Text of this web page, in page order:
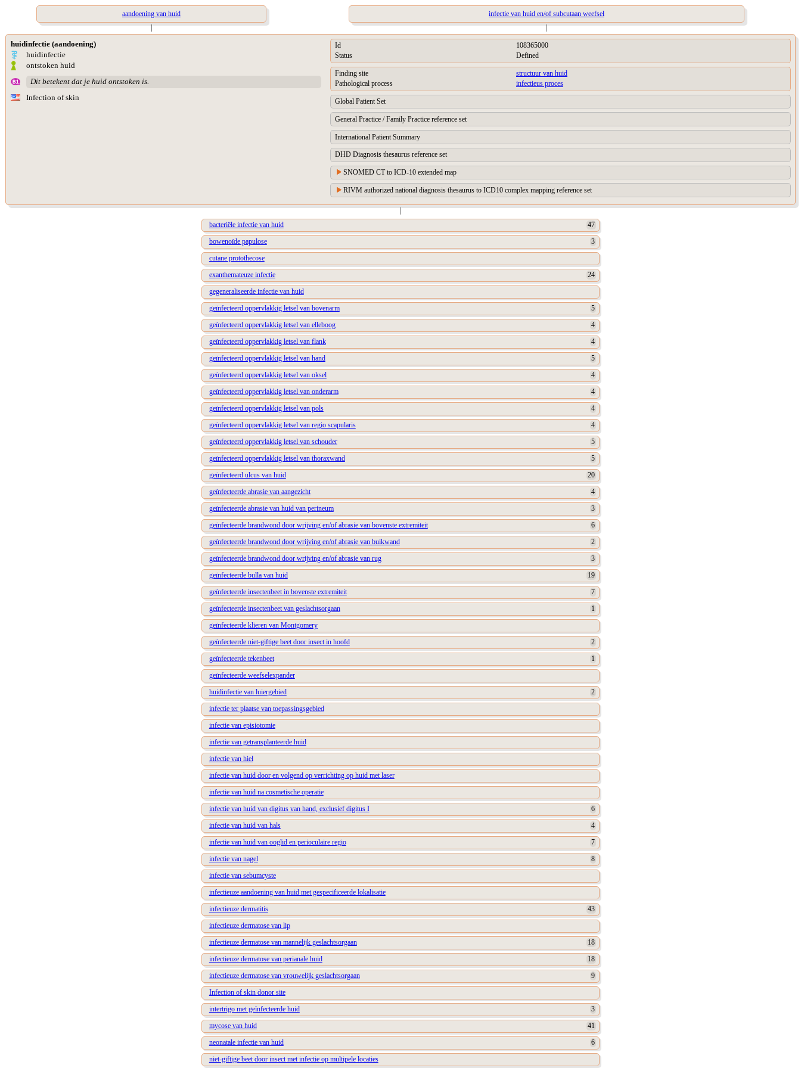
aandoening van huid
infectie van huid en/of subcutaan weefsel
|
|
huidinfectie (aandoening)
huidinfectie
ontstoken huid
Dit betekent dat je huid ontstoken is.
Infection of skin
Id
108365000
Status
Defined
Finding site
structuur van huid
Pathological process
infectieus proces
Global Patient Set
General Practice / Family Practice reference set
International Patient Summary
DHD Diagnosis thesaurus reference set
SNOMED CT to ICD-10 extended map
RIVM authorized national diagnosis thesaurus to ICD10 complex mapping reference set
|
bacteriële infectie van huid
47
bowenoïde papulose
3
cutane protothecose
exanthemateuze infectie
24
gegeneraliseerde infectie van huid
geïnfecteerd oppervlakkig letsel van bovenarm
5
geïnfecteerd oppervlakkig letsel van elleboog
4
geïnfecteerd oppervlakkig letsel van flank
4
geïnfecteerd oppervlakkig letsel van hand
5
geïnfecteerd oppervlakkig letsel van oksel
4
geïnfecteerd oppervlakkig letsel van onderarm
4
geïnfecteerd oppervlakkig letsel van pols
4
geïnfecteerd oppervlakkig letsel van regio scapularis
4
geïnfecteerd oppervlakkig letsel van schouder
5
geïnfecteerd oppervlakkig letsel van thoraxwand
5
geïnfecteerd ulcus van huid
20
geïnfecteerde abrasie van aangezicht
4
geïnfecteerde abrasie van huid van perineum
3
geïnfecteerde brandwond door wrijving en/of abrasie van bovenste extremiteit
6
geïnfecteerde brandwond door wrijving en/of abrasie van buikwand
2
geïnfecteerde brandwond door wrijving en/of abrasie van rug
3
geïnfecteerde bulla van huid
19
geïnfecteerde insectenbeet in bovenste extremiteit
7
geïnfecteerde insectenbeet van geslachtsorgaan
1
geïnfecteerde klieren van Montgomery
geïnfecteerde niet-giftige beet door insect in hoofd
2
geïnfecteerde tekenbeet
1
geïnfecteerde weefselexpander
huidinfectie van luiergebied
2
infectie ter plaatse van toepassingsgebied
infectie van episiotomie
infectie van getransplanteerde huid
infectie van hiel
infectie van huid door en volgend op verrichting op huid met laser
infectie van huid na cosmetische operatie
infectie van huid van digitus van hand, exclusief digitus I
6
infectie van huid van hals
4
infectie van huid van ooglid en perioculaire regio
7
infectie van nagel
8
infectie van sebumcyste
infectieuze aandoening van huid met gespecificeerde lokalisatie
infectieuze dermatitis
43
infectieuze dermatose van lip
infectieuze dermatose van mannelijk geslachtsorgaan
18
infectieuze dermatose van perianale huid
18
infectieuze dermatose van vrouwelijk geslachtsorgaan
9
Infection of skin donor site
intertrigo met geïnfecteerde huid
3
mycose van huid
41
neonatale infectie van huid
6
niet-giftige beet door insect met infectie op multipele locaties